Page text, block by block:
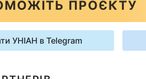
ПРОЄКТУ
УНІАН в Telegram